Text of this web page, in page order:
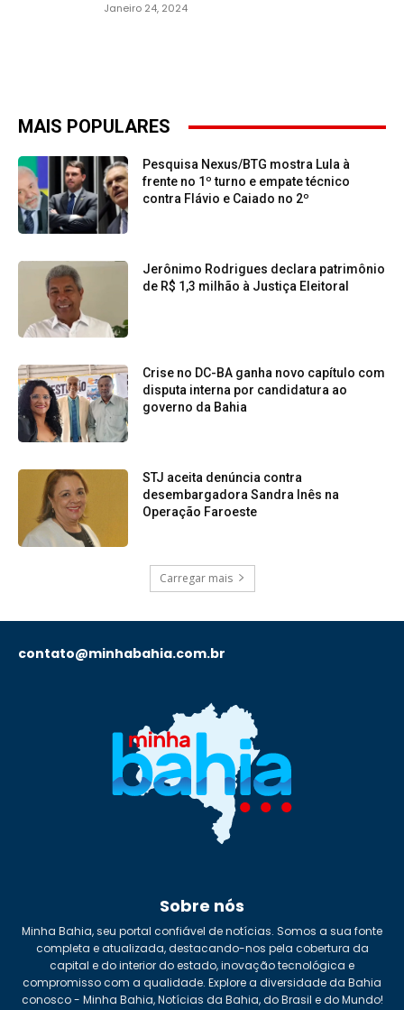
Janeiro 24, 2024
MAIS POPULARES
Pesquisa Nexus/BTG mostra Lula à
frente no 1º turno e empate técnico
contra Flávio e Caiado no 2º
Jerônimo Rodrigues declara patrimônio
de R$ 1,3 milhão à Justiça Eleitoral
Crise no DC-BA ganha novo capítulo com
disputa interna por candidatura ao
governo da Bahia
STJ aceita denúncia contra
desembargadora Sandra Inês na
Operação Faroeste
Carregar mais
contato@minhabahia.com.br
Sobre nós
Minha Bahia, seu portal confiável de notícias. Somos a sua fonte
completa e atualizada, destacando-nos pela cobertura da
capital e do interior do estado, inovação tecnológica e
compromisso com a qualidade. Explore a diversidade da Bahia
conosco - Minha Bahia, Notícias da Bahia, do Brasil e do Mundo!